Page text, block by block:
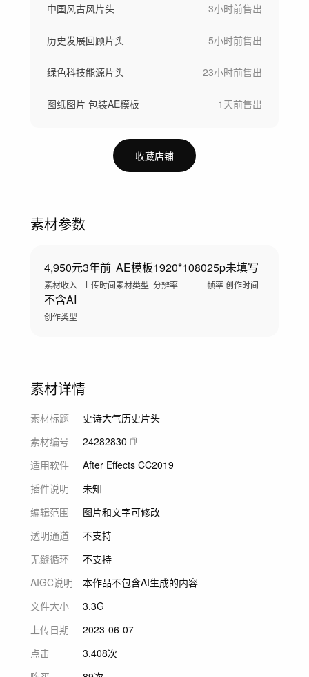
中国风古风片头 3小时前售出
历史发展回顾片头 5小时前售出
绿色科技能源片头 23小时前售出
图纸图片 包装AE模板 1天前售出
收藏店铺
素材参数
4,950元
素材收入
3年前
上传时间
AE模板
素材类型
1920*1080
分辨率
25p
帧率
未填写
创作时间
不含AI
创作类型
素材详情
素材标题
史诗大气历史片头
素材编号
24282830
适用软件
After Effects CC2019
插件说明
未知
编辑范围
图片和文字可修改
透明通道
不支持
无缝循环
不支持
AIGC说明
本作品不包含AI生成的内容
文件大小
3.3G
上传日期
2023-06-07
点击
3,408次